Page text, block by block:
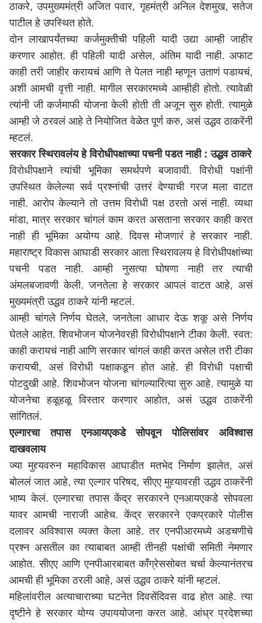
ठाकरे, उपमुख्यमंत्री अजित पवार, गृहमंत्री अनिल देशमुख, सतेज
पाटील हे उपस्थित होते.
दोन लाखापर्यंतच्या कर्जमुक्तीची पहिली यादी उद्या आम्ही जाहीर
करणार आहोत. ही पहिली यादी असेल, अंतिम यादी नाही. अफाट
काही तरी जाहीर करायचं आणि ते पेलत नाही म्हणून उताणं पडायचं,
अशी आमची वृत्ती नाही. मागील सरकारमध्ये आम्हीही होतो. त्यावेळी
त्यांनी जी कर्जमाफी योजना केली होती ती अजून सुरु होती. त्यामुळे
आम्ही जे ठरवलं आहे ते नियोजित वेळेत पूर्ण करु, असं उद्धव ठाकरेंनी
म्हटलं.
सरकार स्थिरावलंय हे विरोधीपक्षाच्या पचनी पडत नाही : उद्धव ठाकरे
विरोधीपक्षाने त्यांची भूमिका समर्थपणे बजावावी. विरोधी पक्षांनी
उपस्थित केलेल्या सर्व प्रश्नांची उत्तरं देण्याची गरज मला वाटत
नाही. आरोप केल्याने तो उत्तम विरोधी पक्ष ठरतो असं नाही. व्यथा
मांडा, मात्र सरकार चांगलं काम करत असताना सरकार काही करत
नाही ही भूमिका अयोग्य आहे. दिवस मोजणारं हे सरकार नाही.
महाराष्ट्र विकास आघाडी सरकार आता स्थिरावलय हे विरोधीपक्षांच्या
पचनी पडत नाही. आम्ही नुसत्या घोषणा नाही तर त्याची
अंमलबजावणी केली. जनतेला हे सरकार आपलं वाटत आहे, असं
मुख्यमंत्री उद्धव ठाकरे यांनी म्हटलं.
आम्ही चांगले निर्णय घेतले, जनतेला आधार देऊ शकू असे निर्णय
घेतले आहेत. शिवभोजन योजनेवरही विरोधीपक्षाने टीका केली. स्वत:
काही करायचं नाही आणि सरकार चांगलं काही करत असेल तरी टीका
करायची, असं विरोधी पक्षाकडून होत आहे. ही विरोधी पक्षाची
पोटदुखी आहे. शिवभोजन योजना चांगल्यारित्या सुरु आहे. त्यामुळे या
योजनेचा हळूहळू विस्तार करणार आहोत, असं उद्धव ठाकरेंनी
सांगितलं.
एल्गारचा तपास एनआयएकडे सोपवून पोलिसांवर अविश्वास
दाखवलाय
ज्या मुद्द्यवरुन महाविकास आघाडीत मतभेद निर्माण झालेत, असं
बोललं जात आहे, त्या एल्गार परिषद, सीएए मुद्द्यावरही उद्धव ठाकरेंनी
भाष्य केलं. एल्गारचा तपास केंद्र सरकारने एनआयएकडे सोपवला
यावर आमची नाराजी आहेच. केंद्र सरकारने एकप्रकारे पोलीस
दलावर अविश्वास व्यक्त केला आहे. तर एनपीआरमध्ये अडचणीचे
प्रश्न असतील का त्याबाबत आम्ही तीनही पक्षांची समिती नेमणार
आहोत. सीएए आणि एनपीआरबाबत काँग्रेससोबत चर्चा केल्यानंतरच
आमची ही भूमिका ठरली आहे, असं उद्धव ठाकरे यांनी म्हटलं.
महिलांवरील अत्याचाराच्या घटनेत दिवसेंदिवस वाढ होत आहे. त्या
दृष्टीने हे सरकार योग्य उपाययोजना करत आहे. आंध्र प्रदेशच्या